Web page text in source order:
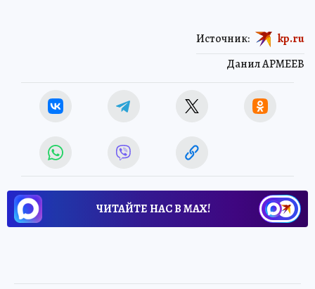
Данил АРМЕЕВ
Источник: kp.ru
ЧИТАЙТЕ НАС В МАХ!